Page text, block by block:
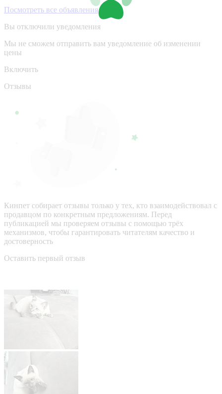
Посмотреть все объявления
Вы отключили уведомления
Мы не сможем отправить вам уведомление об изменении
цены
Включить
Отзывы
Кинпет собирает отзывы только у тех, кто взаимодействовал с
продавцом по конкретным предложениям. Перед
публикацией мы проверяем отзывы с помощью трёх
механизмов, чтобы гарантировать читателям качество и
достоверность
Оставить первый отзыв